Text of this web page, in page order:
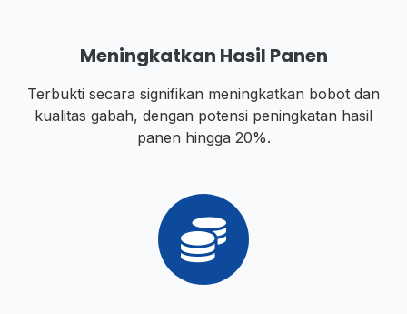
Meningkatkan Hasil Panen
Terbukti secara signifikan meningkatkan bobot dan
kualitas gabah, dengan potensi peningkatan hasil
panen hingga 20%.